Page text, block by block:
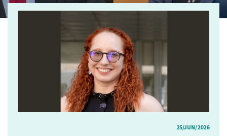
25/JUN/2026